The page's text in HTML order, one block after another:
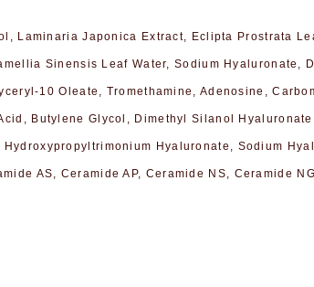
Laminaria Japonica Extract, Eclipta Prostrata
Sinensis Leaf Water, Sodium Hyaluronate,
10 Oleate, Tromethamine, Adenosine,
Butylene Glycol, Dimethyl Silanol
Hyaluronate, Sodium
AS, Ceramide AP, Ceramide NS, Ceramide